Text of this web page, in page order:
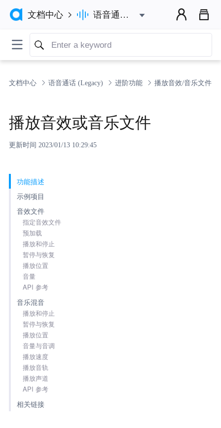
文档中心   语音通话 (Legacy) 


文档中心 语音通话 (Legacy) 进阶功能 播放音效/音乐文件
播放音效或音乐文件
更新时间 2023/01/13 10:29:45
功能描述
示例项目
音效文件
指定音效文件
预加载
播放和停止
暂停与恢复
播放位置
音量
API 参考
音乐混音
播放和停止
暂停与恢复
播放位置
音量与音调
播放速度
播放音轨
播放声道
API 参考
相关链接